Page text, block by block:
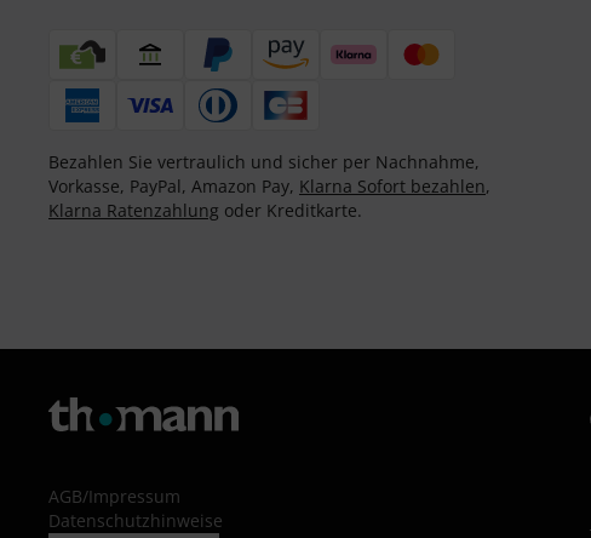
Bezahlen Sie vertraulich und sicher per Nachnahme,
Vorkasse, PayPal, Amazon Pay, Klarna Sofort bezahlen,
Klarna Ratenzahlung oder Kreditkarte.
AGB/Impressum
Datenschutzhinweise